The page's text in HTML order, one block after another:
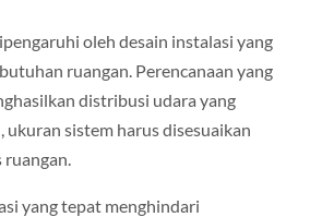
oleh desain instalasi yang
ruangan. Perencanaan yang
distribusi udara yang
ukuran sistem harus disesuaikan
yang tepat menghindari